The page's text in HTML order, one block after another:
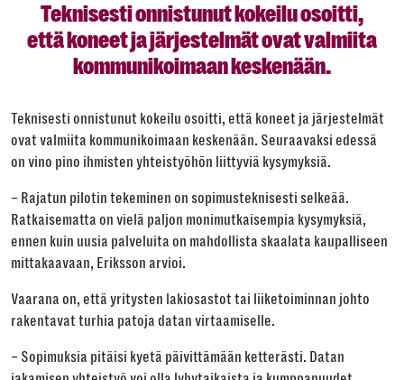
Teknisesti onnistunut kokeilu osoitti,
että koneet ja järjestelmät ovat valmiita
kommunikoimaan keskenään.
Teknisesti onnistunut kokeilu osoitti, että koneet ja järjestelmät
ovat valmiita kommunikoimaan keskenään. Seuraavaksi edessä
on vino pino ihmisten yhteistyöhön liittyviä kysymyksiä.
– Rajatun pilotin tekeminen on sopimusteknisesti selkeää.
Ratkaisematta on vielä paljon monimutkaisempia kysymyksiä,
ennen kuin uusia palveluita on mahdollista skaalata kaupalliseen
mittakaavaan, Eriksson arvioi.
Vaarana on, että yritysten lakiosastot tai liiketoiminnan johto
rakentavat turhia patoja datan virtaamiselle.
– Sopimuksia pitäisi kyetä päivittämään ketterästi. Datan